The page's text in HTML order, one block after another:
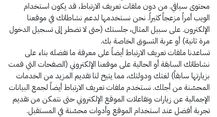
محتوى سياقي. من دون ملفات تعريف الارتباط، قد يكون استخدام
الويب أمراً مزعجاً كثيراً. نحن نستخدمها لدعم نشاطاتك في موقعنا
الإلكترون. على سبيل المثال، جلستك (حتى لا تضطر إلى تسجيل الدخول
مرة ثانية) أو عربة التسوق الخاصة بك.
تساعدنا ملفات تعريف الارتباط أيضاً على معرفة ما تفضله بناء على
نشاطاتك السابقة أو الحالية على موقعنا الإلكتروني (الصفحات التي قمت
بزيارتها سابقاً) لغتك ودولتك، مما يتيح لنا تقديم المزيد من الخدمات
المحسّنة من أجلك. نستخدم ملفات تعريف الارتباط أيضاً لجمع البيانات
الإجمالية عن زيارات وتفاعلات الموقع الإلكتروني حتى نتمكن من تقديم
تجربة أفضل عند استخدام الموقع وأدوات محسّنة في المستقبل.